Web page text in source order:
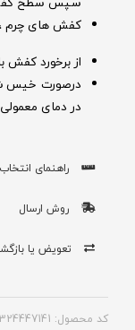
کفش های چرم ،
از برخورد کفش
درصورت خیس
در دمای
راهنمای
روش ارسال
تعویض یا
کد محصول: 2324447141